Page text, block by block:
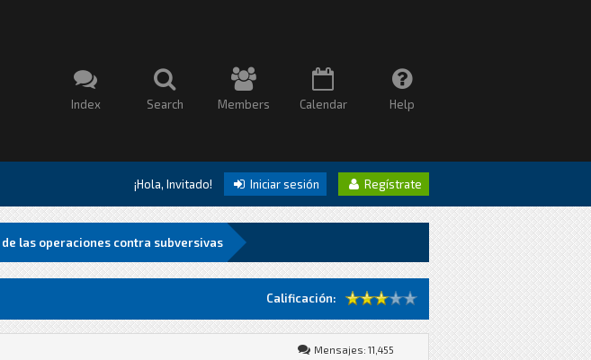
Index Search Members Calendar Help
¡Hola, Invitado! Iniciar sesión Regístrate
las operaciones contra subversivas
Calificación:
Mensajes: 11,455